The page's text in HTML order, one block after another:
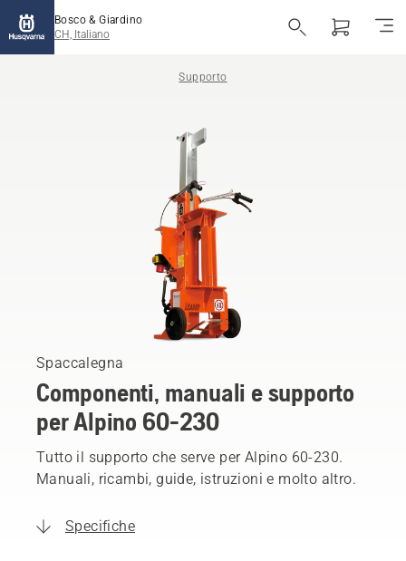
Bosco & Giardino
CH, Italiano
Supporto
Spaccalegna
Componenti, manuali e supporto
per Alpino 60-230
Tutto il supporto che serve per Alpino 60-230.
Manuali, ricambi, guide, istruzioni e molto altro.
Specifiche